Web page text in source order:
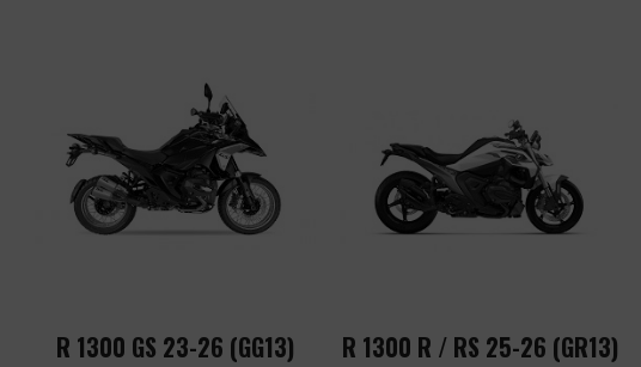
R 1300 GS 23-26 (GG13) R 1300 R / RS 25-26 (GR13)